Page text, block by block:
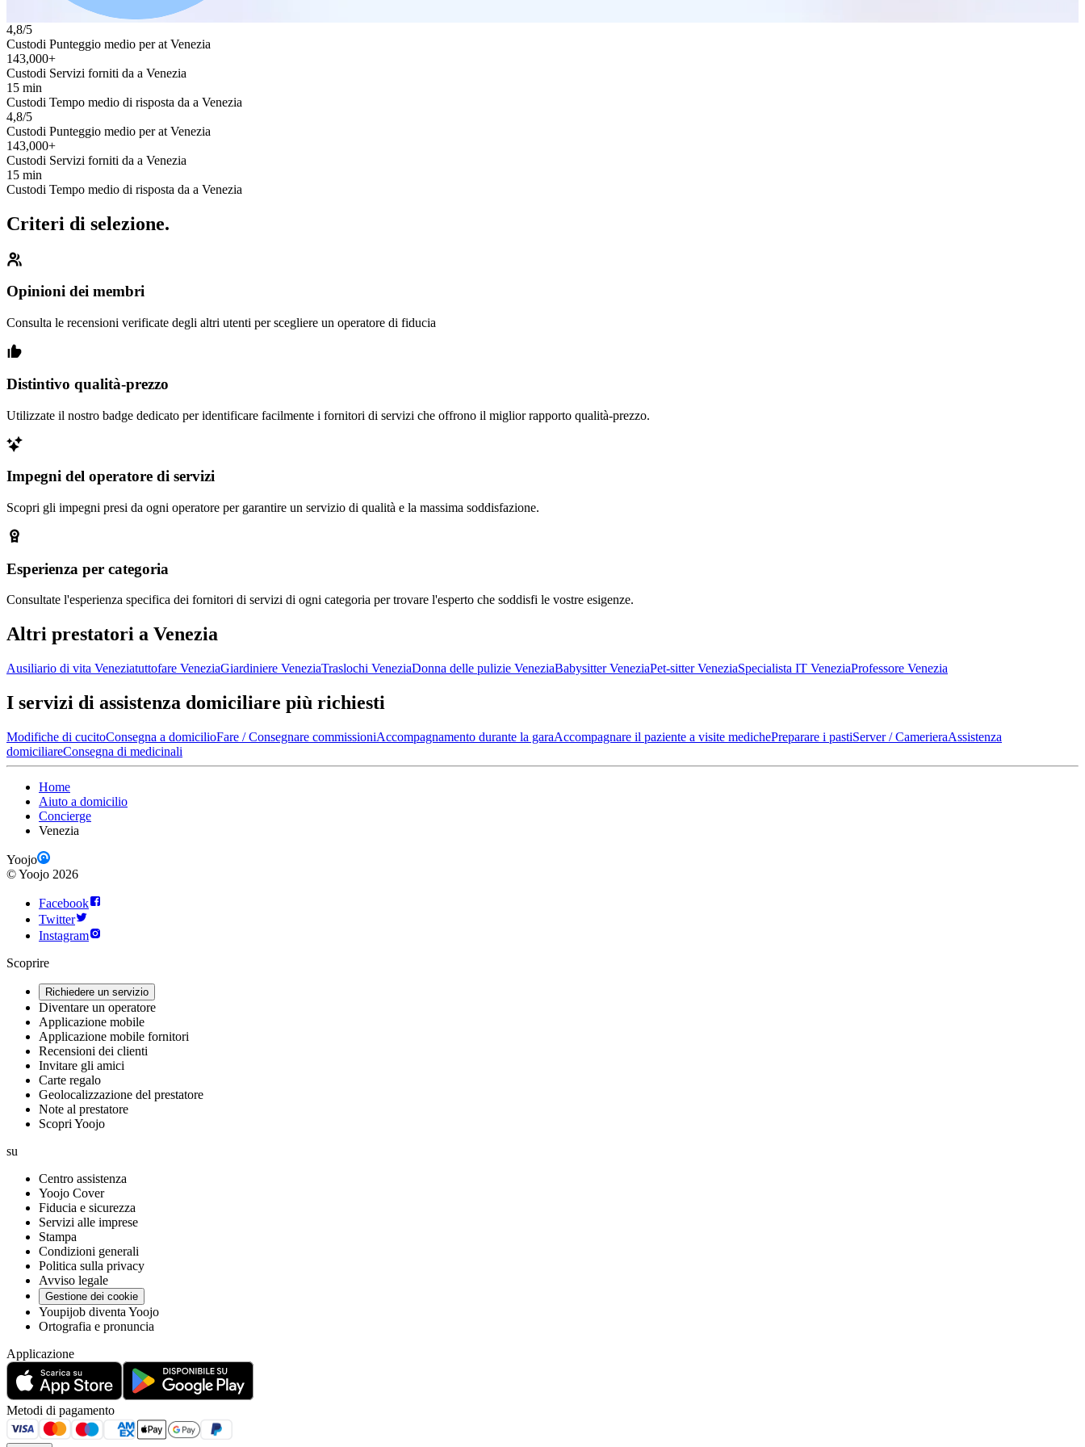
4,8/5
Custodi Punteggio medio per at Venezia
143,000+
Custodi Servizi forniti da a Venezia
15 min
Custodi Tempo medio di risposta da a Venezia
4,8/5
Custodi Punteggio medio per at Venezia
143,000+
Custodi Servizi forniti da a Venezia
15 min
Custodi Tempo medio di risposta da a Venezia
Criteri di selezione.
Opinioni dei membri
Consulta le recensioni verificate degli altri utenti per scegliere un operatore di fiducia
Distintivo qualità-prezzo
Utilizzate il nostro badge dedicato per identificare facilmente i fornitori di servizi che offrono il miglior rapporto qualità-prezzo.
Impegni del operatore di servizi
Scopri gli impegni presi da ogni operatore per garantire un servizio di qualità e la massima soddisfazione.
Esperienza per categoria
Consultate l'esperienza specifica dei fornitori di servizi di ogni categoria per trovare l'esperto che soddisfi le vostre esigenze.
Altri prestatori a Venezia
Ausiliario di vita Veneziatuttofare VeneziaGiardiniere VeneziaTraslochi VeneziaDonna delle pulizie VeneziaBabysitter VeneziaPet-sitter VeneziaSpecialista IT VeneziaProfessore Venezia
I servizi di assistenza domiciliare più richiesti
Modifiche di cucitoConsegna a domicilioFare / Consegnare commissioniAccompagnamento durante la garaAccompagnare il paziente a visite medichePreparare i pastiServer / CamerieraAssistenza
domiciliareConsegna di medicinali
Home
Aiuto a domicilio
Concierge
Venezia
Yoojo
©Yoojo 2026
Facebook
Twitter
Instagram
Scoprire
Richiedere un servizio
Diventare un operatore
Applicazione mobile
Applicazione mobile fornitori
Recensioni dei clienti
Invitare gli amici
Carte regalo
Geolocalizzazione del prestatore
Note al prestatore
Scopri Yoojo
su
Centro assistenza
Yoojo Cover
Fiducia e sicurezza
Servizi alle imprese
Stampa
Condizioni generali
Politica sulla privacy
Avviso legale
Gestione dei cookie
Youpijob diventa Yoojo
Ortografia e pronuncia
Applicazione
Metodi di pagamento